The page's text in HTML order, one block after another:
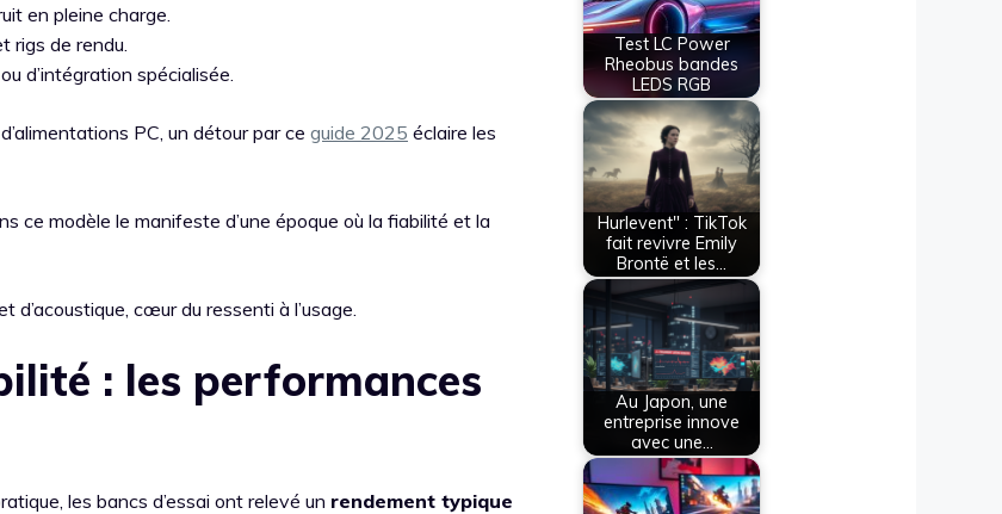
en pleine charge.
rigs de rendu.
d’intégration spécialisée.
PC, un détour par ce guide 2025 éclaire les
ce modèle le manifeste d’une époque où la fiabilité et la
cœur du ressenti à l’usage.
: les performances
les bancs d’essai ont relevé un rendement typique
Test LC Power
Rheobus bandes
LEDS RGB
Hurlevent" : TikTok
fait revivre Emily
Brontë et les…
Au Japon, une
entreprise innove
avec une…